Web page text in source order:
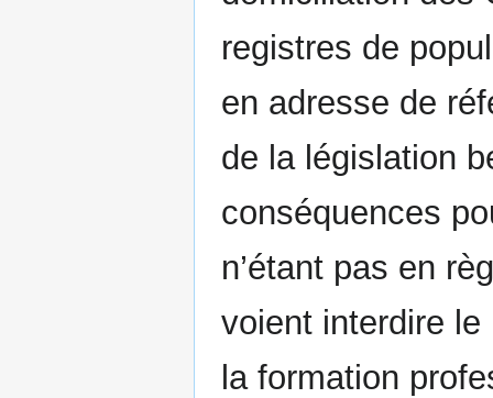
registres de
en adresse de
de la législation
conséquences
n’étant pas en
voient interdire
la formation